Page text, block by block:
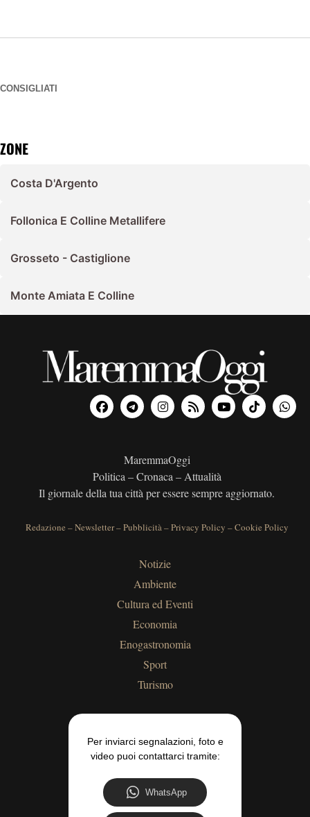
CONSIGLIATI
ZONE
Costa D'Argento
Follonica E Colline Metallifere
Grosseto - Castiglione
Monte Amiata E Colline
MaremmaOggi
Politica – Cronaca – Attualità
Il giornale della tua città per essere sempre aggiornato.
Redazione –Newsletter–Pubblicità–Privacy Policy –Cookie Policy
Notizie
Ambiente
Cultura ed Eventi
Economia
Enogastronomia
Sport
Turismo
Per inviarci segnalazioni, foto e
video puoi contattarci tramite:
WhatsApp